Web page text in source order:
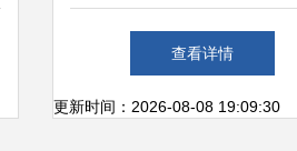
网科:以自研ASIC芯片构
术护城河 网络技术服务
查看详情
更新时间：2026-08-08 19:09:30